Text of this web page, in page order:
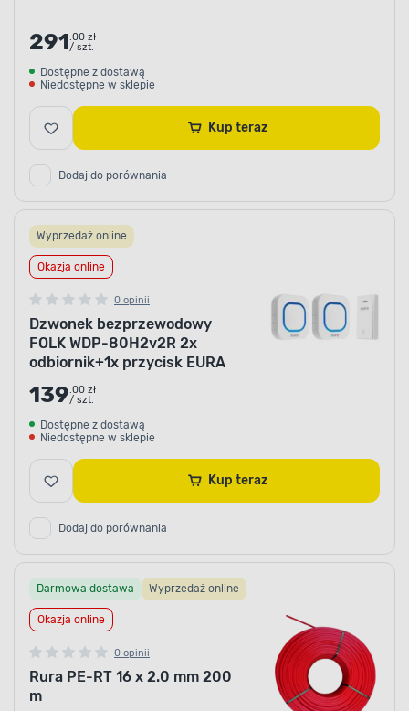
291.00 zł
/ szt.
Dostępne z dostawą
Niedostępne w sklepie
Kup teraz
Dodaj do porównania
Wyprzedaż online
Okazja online
0 opinii
Dzwonek bezprzewodowy
FOLK WDP-80H2v2R 2x
odbiornik+1x przycisk EURA
139.00 zł
/ szt.
Dostępne z dostawą
Niedostępne w sklepie
Kup teraz
Dodaj do porównania
Darmowa dostawa Wyprzedaż online
Okazja online
0 opinii
Rura PE-RT 16 x 2.0 mm 200
m